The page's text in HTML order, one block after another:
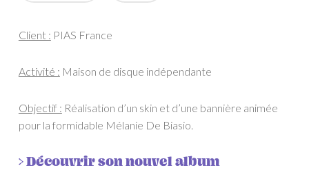
Client : PIAS France
Activité : Maison de disque indépendante
Objectif : Réalisation d’un skin et d’une bannière animée
pour la formidable Mélanie De Biasio.
> Découvrir son nouvel album